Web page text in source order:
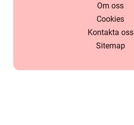
Om oss
Cookies
Kontakta oss
Sitemap